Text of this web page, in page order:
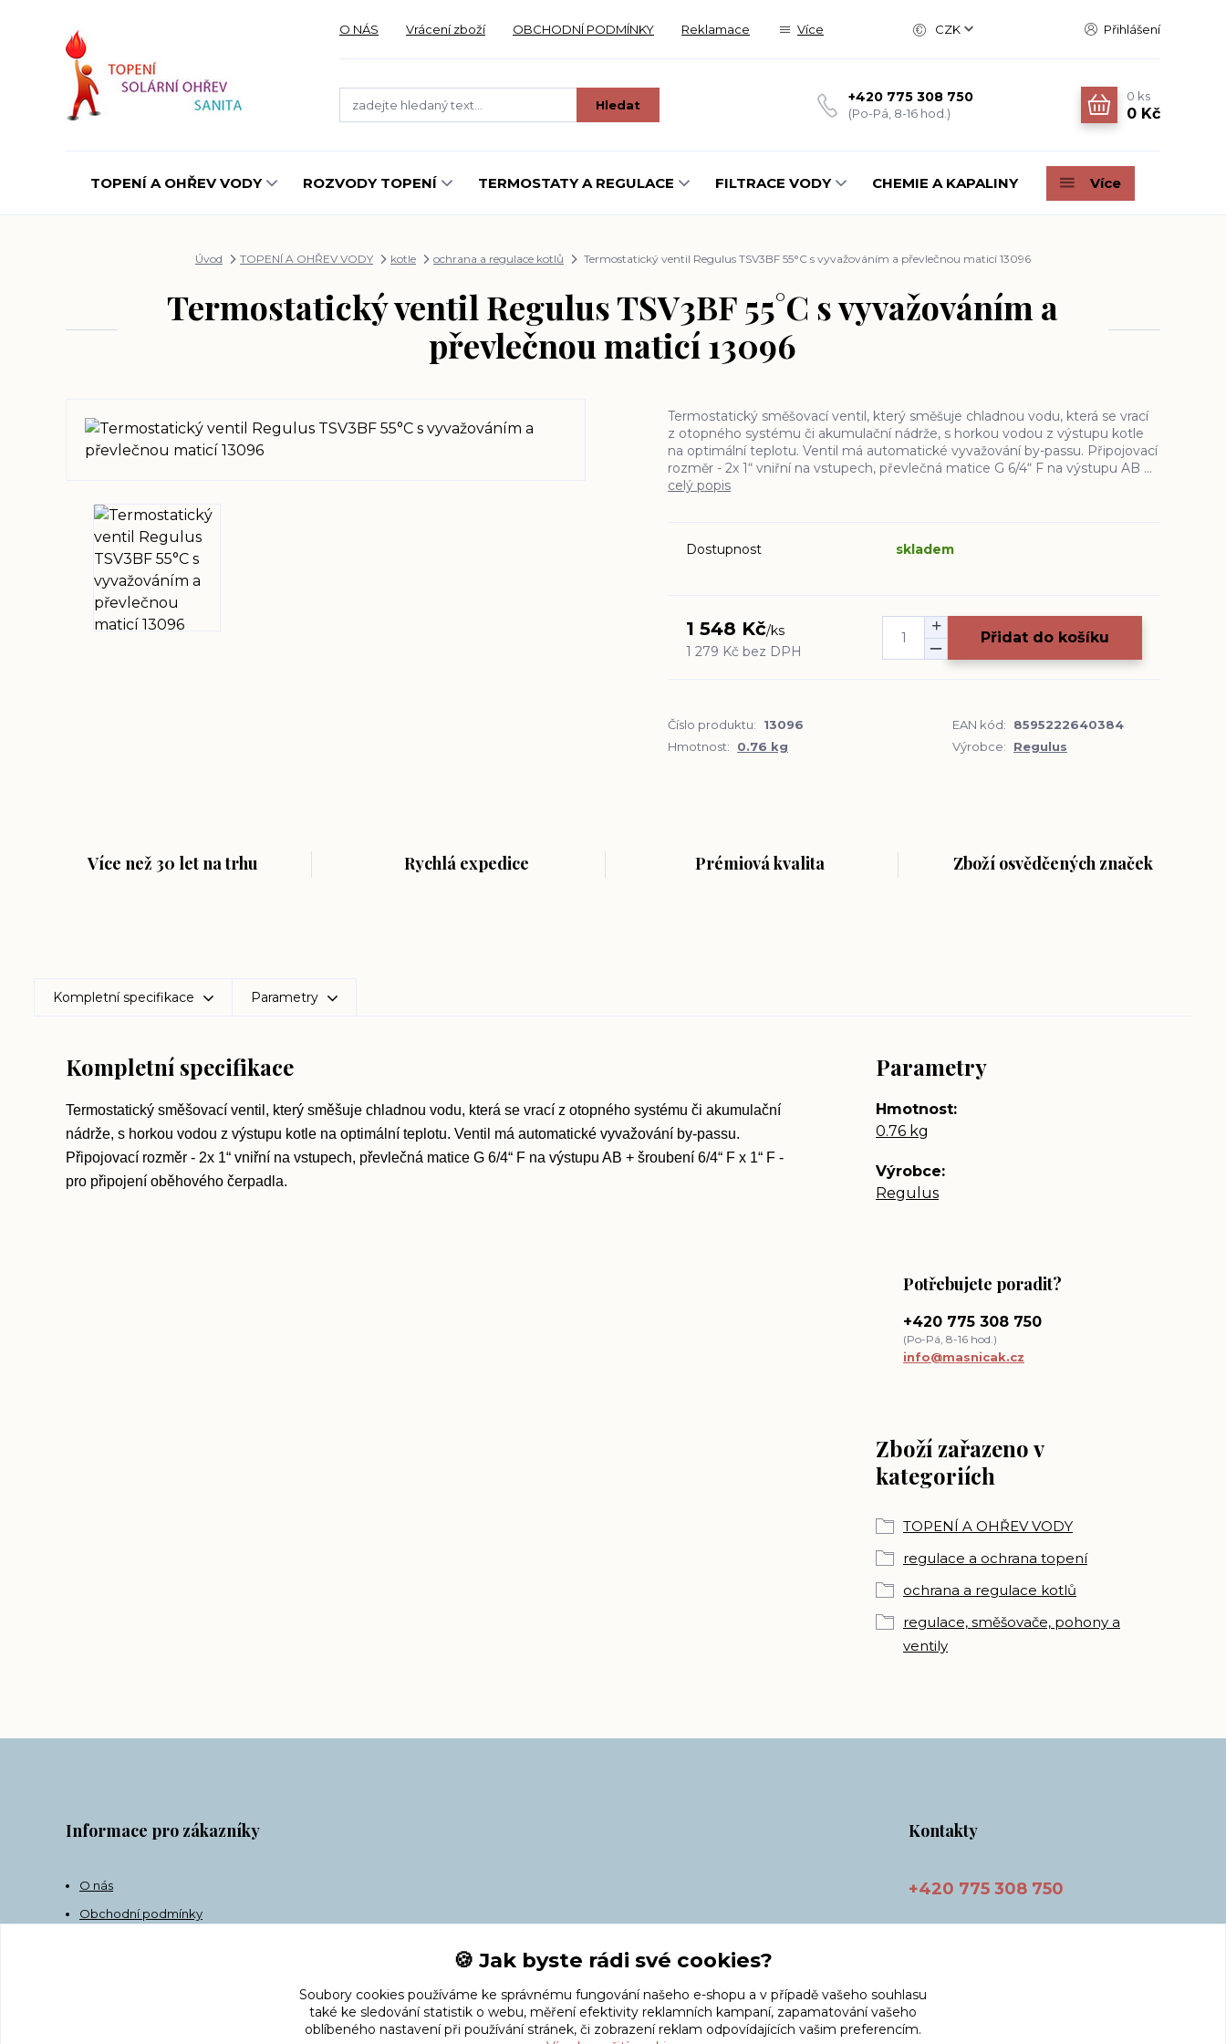
O NÁS Vrácení zboží OBCHODNÍ PODMÍNKY Reklamace Více CZK Přihlášení
Hledat +420 775 308 750
(Po-Pá, 8-16 hod.)
0 ks
0 Kč
TOPENÍ A OHŘEV VODY ROZVODY TOPENÍ TERMOSTATY A REGULACE FILTRACE VODY CHEMIE A KAPALINY Více
Úvod TOPENÍ A OHŘEV VODY kotle ochrana a regulace kotlů Termostatický ventil Regulus TSV3BF 55°C s vyvažováním a převlečnou maticí 13096
Termostatický ventil Regulus TSV3BF 55°C s vyvažováním a
převlečnou maticí 13096
Termostatický směšovací ventil, který směšuje chladnou vodu, která se vrací
z otopného systému či akumulační nádrže, s horkou vodou z výstupu kotle
na optimální teplotu. Ventil má automatické vyvažování by-passu. Připojovací
rozměr - 2x 1“ vniřní na vstupech, převlečná matice G 6/4“ F na výstupu AB ...
celý popis
Dostupnost skladem
1 548 Kč/ks
1 279 Kč bez DPH
Přidat do košíku
Číslo produktu: 13096 EAN kód:
8595222640384
Hmotnost:
0.76 kg Výrobce: Regulus
Více než 30 let na trhu Rychlá expedice Prémiová kvalita Zboží osvědčených značek
Kompletní specifikace Parametry
Kompletní specifikace
Termostatický směšovací ventil, který směšuje chladnou vodu, která se vrací z otopného systému či akumulační
nádrže, s horkou vodou z výstupu kotle na optimální teplotu. Ventil má automatické vyvažování by-passu.
Připojovací rozměr - 2x 1“ vniřní na vstupech, převlečná matice G 6/4“ F na výstupu AB + šroubení 6/4“ F x 1“ F -
pro připojení oběhového čerpadla.
Parametry
Hmotnost
0.76 kg
Výrobce
Regulus
Zboží zařazeno v
kategoriích
TOPENÍ A OHŘEV VODY
regulace a ochrana topení
ochrana a regulace kotlů
regulace, směšovače, pohony a
ventily
Potřebujete poradit?
+420 775 308 750
(Po-Pá, 8-16 hod.)
info@masnicak.cz
Informace pro zákazníky
O nás
Obchodní podmínky
Kontakty
+420 775 308 750
🍪 Jak byste rádi své cookies?
Soubory cookies používáme ke správnému fungování našeho e-shopu a v případě vašeho souhlasu
také ke sledování statistik o webu, měření efektivity reklamních kampaní, zapamatování vašeho
oblíbeného nastavení při používání stránek, či zobrazení reklam odpovídajících vašim preferencím.